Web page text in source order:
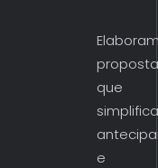
que
e